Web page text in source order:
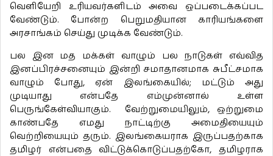
வெளியேறி உரியவர்களிடம் அவை ஒப்படைக்கப்பட
வேண்டும். போன்ற பெறுமதியான காரியங்களை
அரசாங்கம் செய்து முடிக்க வேண்டும்.
பல இன மத மக்கள் வாழும் பல நாடுகள் எவ்வித
இனப்பிரச்சனையும் இன்றி சமாதானமாக சுபீட்சமாக
வாழும் போது, ஏன் இலங்கையில்; மட்டும் அது
முடியாது என்பதே எம்முன்னால் உள்ள
பெருங்கேள்வியாகும். வேற்றுமையிலும், ஒற்றுமை
காண்பதே எமது நாட்டிற்கு அமைதியையும்
வெற்றியையும் தரும். இலங்கையராக இருப்பதற்காக
தமிழர் என்பதை விட்டுக்கொடுப்பதற்கோ, தமிழராக